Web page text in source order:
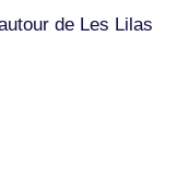
de Les Lilas